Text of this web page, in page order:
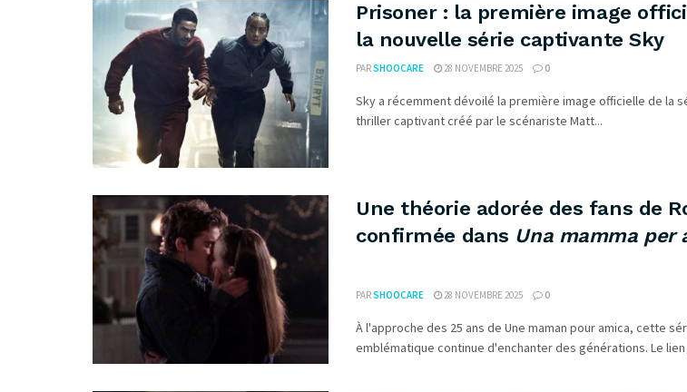
Prisoner : la première image
la nouvelle série captivante Sky
PARSHOOCARE 28 NOVEMBRE 2025 0
Sky a récemment dévoilé la première image officielle de la
thriller captivant créé par le scénariste Matt...
Une théorie adorée des fans de
confirmée dans Una mamma per
PARSHOOCARE 28 NOVEMBRE 2025 0
À l'approche des 25 ans de Une maman pour amica, cette
emblématique continue d'enchanter des générations. Le lien